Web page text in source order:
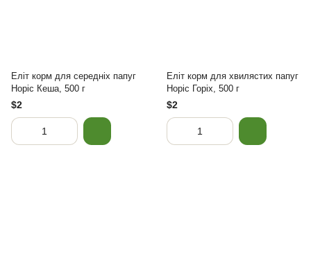
Еліт корм для середніх папуг
Норіс Кеша, 500 г
$2
Еліт корм для хвилястих папуг
Норіс Горіх, 500 г
$2